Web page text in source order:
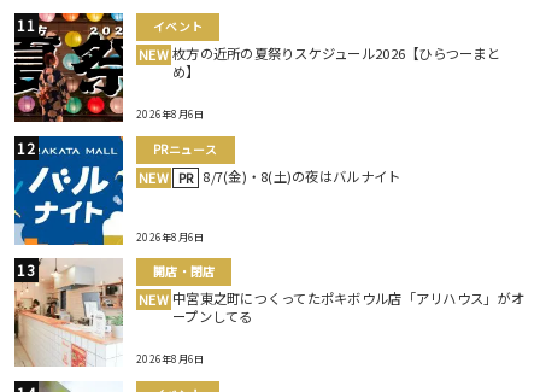
イベント
NEW 枚方の近所の夏祭りスケジュール2026【ひらつーまと
め】
2026年8月6日
PRニュース
NEW PR 8/7(金)・8(土)の夜はバルナイト
2026年8月6日
開店・閉店
NEW 中宮東之町につくってたポキボウル店「アリハウス」がオ
ープンしてる
2026年8月6日